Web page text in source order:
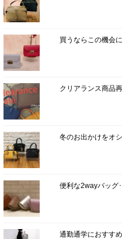
買うならこの機会
クリアランス商品
冬のお出かけをオ
便利な2wayバッグ
通勤通学におすす